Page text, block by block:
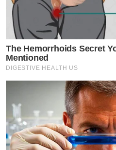
The Hemorrhoids Secret
Mentioned
DIGESTIVE HEALTH US